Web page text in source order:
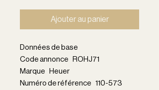
Ajouter au panier
Données de base
Code annonce ROHJ71
Marque Heuer
Numéro de référence 110-573